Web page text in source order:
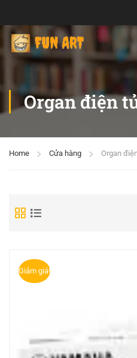
Organ điện
Home Cửa hàng Organ
Giảm giá!